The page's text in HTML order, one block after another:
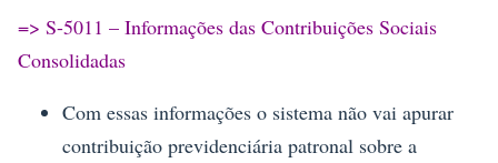
=> S-5011 – Informações das Contribuições Sociais
Consolidadas
Com essas informações o sistema não vai apurar
contribuição previdenciária patronal sobre a